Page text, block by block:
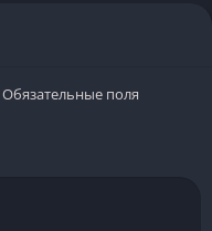
Обязательные поля